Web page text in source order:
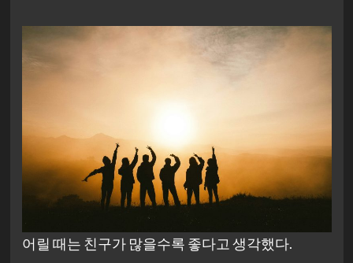
어릴 때는 친구가 많을수록 좋다고 생각했다.